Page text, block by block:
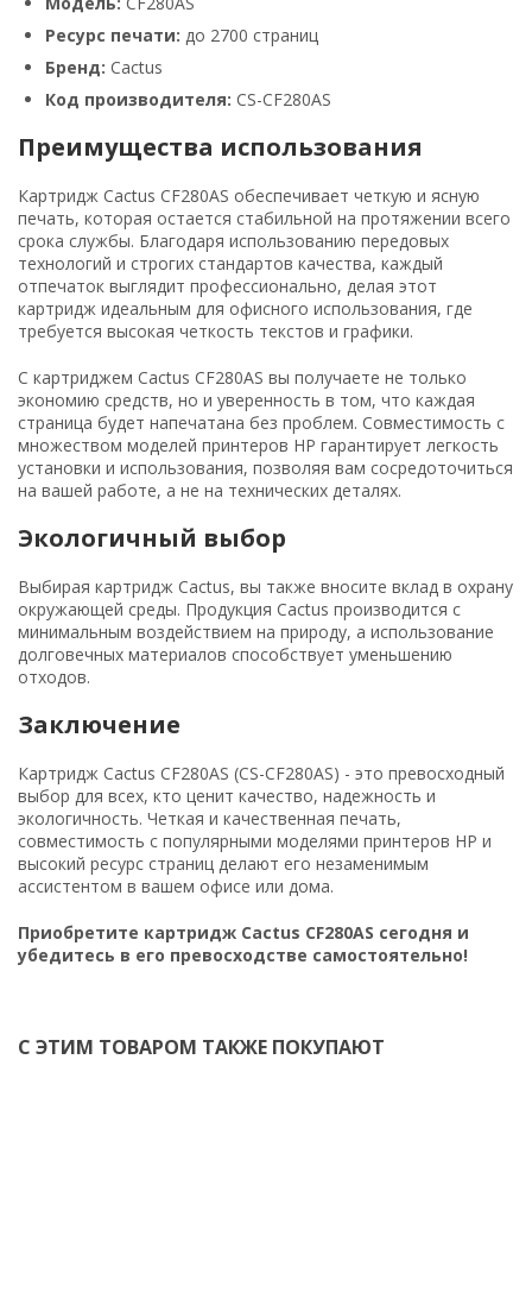
Ресурс печати: до 2700 страниц
Бренд: Cactus
Код производителя: CS-CF280AS
Преимущества использования
Картридж Cactus CF280AS обеспечивает четкую и ясную
печать, которая остается стабильной на протяжении всего
срока службы. Благодаря использованию передовых
технологий и строгих стандартов качества, каждый
отпечаток выглядит профессионально, делая этот
картридж идеальным для офисного использования, где
требуется высокая четкость текстов и графики.
С картриджем Cactus CF280AS вы получаете не только
экономию средств, но и уверенность в том, что каждая
страница будет напечатана без проблем. Совместимость с
множеством моделей принтеров HP гарантирует легкость
установки и использования, позволяя вам сосредоточиться
на вашей работе, а не на технических деталях.
Экологичный выбор
Выбирая картридж Cactus, вы также вносите вклад в охрану
окружающей среды. Продукция Cactus производится с
минимальным воздействием на природу, а использование
долговечных материалов способствует уменьшению
отходов.
Заключение
Картридж Cactus CF280AS (CS-CF280AS) - это превосходный
выбор для всех, кто ценит качество, надежность и
экологичность. Четкая и качественная печать,
совместимость с популярными моделями принтеров HP и
высокий ресурс страниц делают его незаменимым
ассистентом в вашем офисе или дома.
Приобретите картридж Cactus CF280AS сегодня и
убедитесь в его превосходстве самостоятельно!
С ЭТИМ ТОВАРОМ ТАКЖЕ ПОКУПАЮТ